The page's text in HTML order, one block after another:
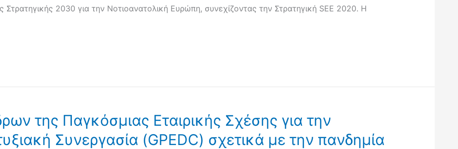
Στρατηγικής 2030 για την Νοτιοανατολική Ευρώπη, συνεχίζοντας την Στρατηγική SEE 2020. Η
της Παγκόσμιας Εταιρικής Σχέσης για την
Συνεργασία (GPEDC) σχετικά με την πανδημία